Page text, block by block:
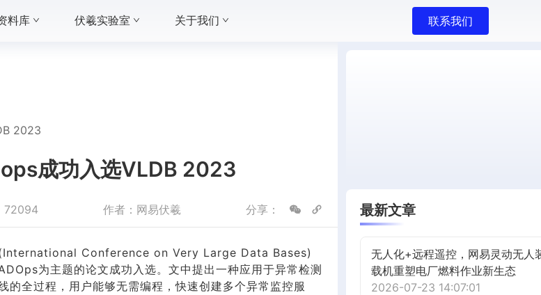
料库 伏羲实验室 关于我们 联系我们
2023
成功入选VLDB 2023
72094 作者： 网易伏羲 分享：
Conference on Very Large Data Bases)
为主题的论文成功入选。文中提出一种应用于异常检测
的全过程，用户能够无需编程，快速创建多个异常监控服
最新文章
无人化+远程遥控，网易灵动无人
载机重塑电厂燃料作业新生态
2026-07-23 14:07:01